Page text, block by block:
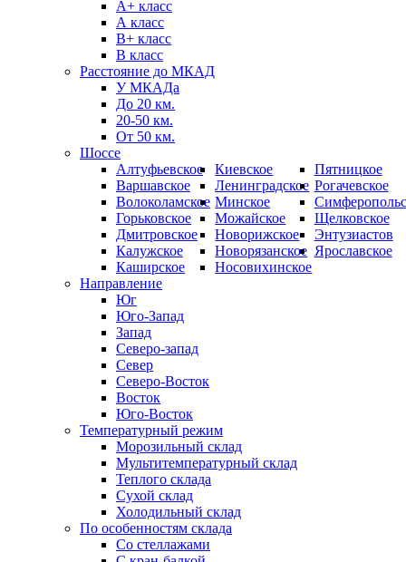
А+ класс
А класс
B+ класс
В класс
Расстояние до МКАД
У МКАДа
До 20 км.
20-50 км.
От 50 км.
Шоссе
Алтуфьевское
Варшавское
Волоколамское
Горьковское
Дмитровское
Калужское
Каширское
Киевское
Ленинградское
Минское
Можайское
Новорижское
Новорязанское
Носовихинское
Пятницкое
Рогачевское
Щелковское
Энтузиастов
Ярославское
Направление
Юг
Юго-Запад
Запад
Северо-запад
Север
Северо-Восток
Восток
Юго-Восток
Температурный режим
Морозильный склад
Мультитемпературный склад
Теплого склада
Сухой склад
Холодильный склад
По особенностям склада
Со стеллажами